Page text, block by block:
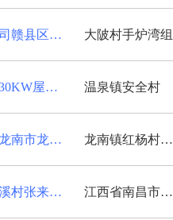
江西省惠晞盈新能源有限公司赣县区王母渡镇陈芸芸户用屋顶分布式光伏发电项目 大陂村手炉湾组
临川区温泉镇安全村邹全根30KW屋顶光伏发电项目 温泉镇安全村
江西暄合盈新能源有限公司龙南市龙南镇林家银36KW屋顶分布式光伏发电项目 龙南镇红杨村新王屋组188号
江西光盈昕南昌县塘南镇张溪村张来保30KW户用屋顶分布式光伏发电项目 江西省南昌市南昌县塘南镇张溪村南坊自然村24号